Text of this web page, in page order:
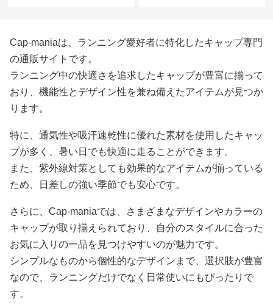
Cap-maniaは、ランニング愛好者に特化したキャップ専門
の通販サイトです。
ランニング中の快適さを追求したキャップが豊富に揃って
おり、機能性とデザイン性を兼ね備えたアイテムが見つか
ります。
特に、通気性や吸汗速乾性に優れた素材を使用したキャッ
プが多く、暑い日でも快適に走ることができます。
また、紫外線対策としても効果的なアイテムが揃っている
ため、日差しの強い季節でも安心です。
さらに、Cap-maniaでは、さまざまなデザインやカラーの
キャップが取り揃えられており、自分のスタイルに合った
お気に入りの一品を見つけやすいのが魅力です。
シンプルなものから個性的なデザインまで、選択肢が豊富
なので、ランニングだけでなく日常使いにもぴったりで
す。